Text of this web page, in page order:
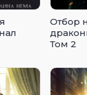
Отбор
Том 2